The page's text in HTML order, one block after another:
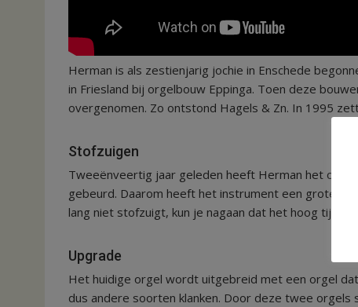
Herman is als zestienjarig jochie in Enschede
in Friesland bij orgelbouw Eppinga. Toen deze
overgenomen. Zo ontstond Hagels & Zn. In 1995
Stofzuigen
Tweeënveertig jaar geleden heeft Herman het orgel
gebeurd. Daarom heeft het instrument een grote
lang niet stofzuigt, kun je nagaan dat het hoog tijd
Upgrade
Het huidige orgel wordt uitgebreid met een orgel
dus andere soorten klanken. Door deze twee